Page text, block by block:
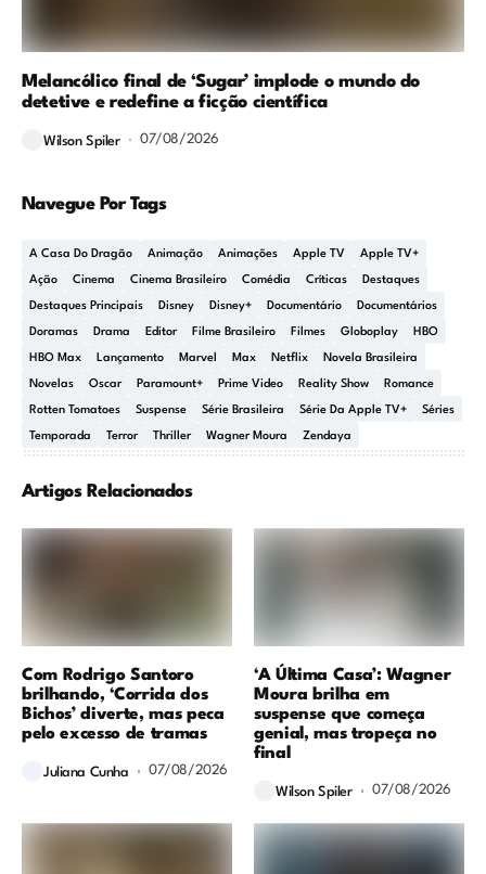
Melancólico final de ‘Sugar’ implode o mundo do
detetive e redefine a ficção científica
Wilson Spiler 07/08/2026
Navegue Por Tags
A Casa Do Dragão Animação Animações Apple TV Apple TV+
Ação Cinema Cinema Brasileiro Comédia Críticas Destaques
Destaques Principais Disney Disney+ Documentário Documentários
Doramas Drama Editor Filme Brasileiro Filmes Globoplay HBO
HBO Max Lançamento Marvel Max Netflix Novela Brasileira
Novelas Oscar Paramount+ Prime Video Reality Show Romance
Rotten Tomatoes Suspense Série Brasileira Série Da Apple TV+ Séries
Temporada Terror Thriller Wagner Moura Zendaya
Artigos Relacionados
Com Rodrigo Santoro
brilhando, ‘Corrida dos
Bichos’ diverte, mas peca
pelo excesso de tramas
Juliana Cunha 07/08/2026
‘A Última Casa’: Wagner
Moura brilha em
suspense que começa
genial, mas tropeça no
final
Wilson Spiler 07/08/2026